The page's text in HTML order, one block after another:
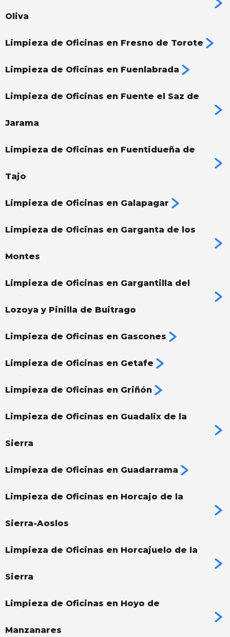
Oliva
Limpieza de Oficinas en Fresno de Torote
Limpieza de Oficinas en Fuenlabrada
Limpieza de Oficinas en Fuente el Saz de
Jarama
Limpieza de Oficinas en Fuentidueña de
Tajo
Limpieza de Oficinas en Galapagar
Limpieza de Oficinas en Garganta de los
Montes
Limpieza de Oficinas en Gargantilla del
Lozoya y Pinilla de Buitrago
Limpieza de Oficinas en Gascones
Limpieza de Oficinas en Getafe
Limpieza de Oficinas en Griñón
Limpieza de Oficinas en Guadalix de la
Sierra
Limpieza de Oficinas en Guadarrama
Limpieza de Oficinas en Horcajo de la
Sierra-Aoslos
Limpieza de Oficinas en Horcajuelo de la
Sierra
Limpieza de Oficinas en Hoyo de
Manzanares